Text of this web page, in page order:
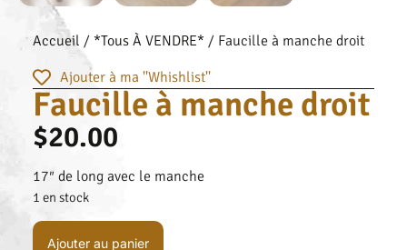
Accueil / *Tous À VENDRE* / Faucille à manche droit
Ajouter à ma ''Whishlist''
Faucille à manche droit
$20.00
17″ de long avec le manche
1 en stock
Ajouter au panier